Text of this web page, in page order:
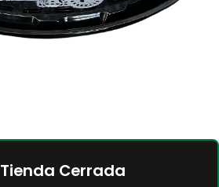
Tienda Cerrada